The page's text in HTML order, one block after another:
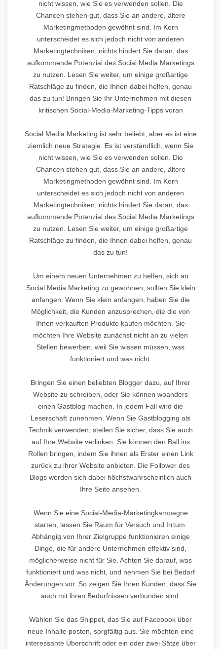
nicht wissen, wie Sie es verwenden sollen. Die
Chancen stehen gut, dass Sie an andere, ältere
Marketingmethoden gewöhnt sind. Im Kern
unterscheidet es sich jedoch nicht von anderen
Marketingtechniken; nichts hindert Sie daran, das
aufkommende Potenzial des Social Media Marketings
zu nutzen. Lesen Sie weiter, um einige großartige
Ratschläge zu finden, die Ihnen dabei helfen, genau
das zu tun! Bringen Sie Ihr Unternehmen mit diesen
kritischen Social-Media-Marketing-Tipps voran
Social Media Marketing ist sehr beliebt, aber es ist eine
ziemlich neue Strategie. Es ist verständlich, wenn Sie
nicht wissen, wie Sie es verwenden sollen. Die
Chancen stehen gut, dass Sie an andere, ältere
Marketingmethoden gewöhnt sind. Im Kern
unterscheidet es sich jedoch nicht von anderen
Marketingtechniken; nichts hindert Sie daran, das
aufkommende Potenzial des Social Media Marketings
zu nutzen. Lesen Sie weiter, um einige großartige
Ratschläge zu finden, die Ihnen dabei helfen, genau
das zu tun!
Um einem neuen Unternehmen zu helfen, sich an
Social Media Marketing zu gewöhnen, sollten Sie klein
anfangen. Wenn Sie klein anfangen, haben Sie die
Möglichkeit, die Kunden anzusprechen, die die von
Ihnen verkauften Produkte kaufen möchten. Sie
möchten Ihre Website zunächst nicht an zu vielen
Stellen bewerben, weil Sie wissen müssen, was
funktioniert und was nicht.
Bringen Sie einen beliebten Blogger dazu, auf Ihrer
Website zu schreiben, oder Sie können woanders
einen Gastblog machen. In jedem Fall wird die
Leserschaft zunehmen. Wenn Sie Gastblogging als
Technik verwenden, stellen Sie sicher, dass Sie auch
auf Ihre Website verlinken. Sie können den Ball ins
Rollen bringen, indem Sie ihnen als Erster einen Link
zurück zu ihrer Website anbieten. Die Follower des
Blogs werden sich dabei höchstwahrscheinlich auch
Ihre Seite ansehen.
Wenn Sie eine Social-Media-Marketingkampagne
starten, lassen Sie Raum für Versuch und Irrtum.
Abhängig von Ihrer Zielgruppe funktionieren einige
Dinge, die für andere Unternehmen effektiv sind,
möglicherweise nicht für Sie. Achten Sie darauf, was
funktioniert und was nicht, und nehmen Sie bei Bedarf
Änderungen vor. So zeigen Sie Ihren Kunden, dass Sie
auch mit ihren Bedürfnissen verbunden sind.
Wählen Sie das Snippet, das Sie auf Facebook über
neue Inhalte posten, sorgfältig aus. Sie möchten eine
interessante Überschrift oder ein oder zwei Sätze über